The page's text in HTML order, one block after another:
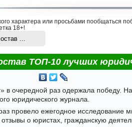
характера или просьбами пообщаться
18+!
...
ТОП-10 лучших
очередной раз одержала победу.
юридического журнала.
провело ежегодное исследование
о юристах, гражданскую